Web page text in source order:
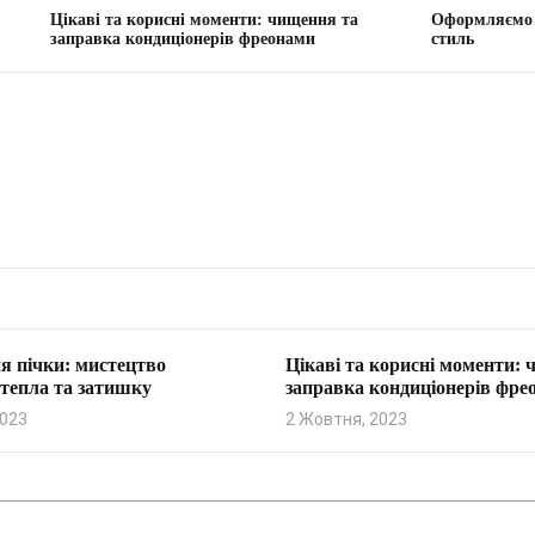
корисні моменти: чищення та
кондиціонерів фреонами
Оформляємо вітальню:
пічки: мистецтво
та затишку
Цікаві та корисні моменти:
заправка кондиціонерів
2 Жовтня, 2023